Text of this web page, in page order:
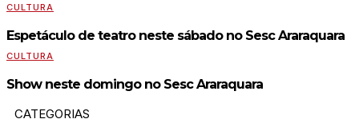
CULTURA
Espetáculo de teatro neste sábado no Sesc Araraquara
CULTURA
Show neste domingo no Sesc Araraquara
CATEGORIAS